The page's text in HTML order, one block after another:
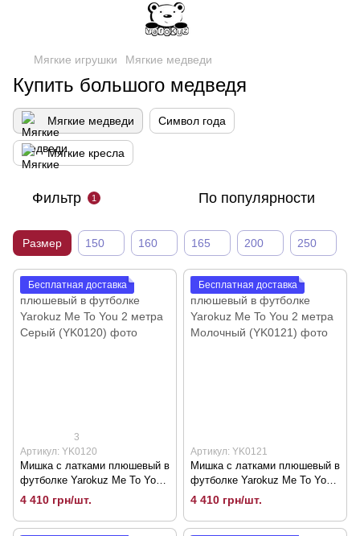
Мягкие игрушки Мягкие медведи
Купить большого медведя
Мягкие медведи Символ года
Мягкие кресла
Фильтр 1 По популярности
Размер 150 160 165 200 250
Бесплатная доставка
3
Артикул: YK0120
Мишка с латками плюшевый в
футболке Yarokuz Me To You
2 метра Серый (YK0120)
4 410 грн/шт.
Бесплатная доставка
Артикул: YK0121
Мишка с латками плюшевый в
футболке Yarokuz Me To You
2 метра Молочный (YK0121)
4 410 грн/шт.